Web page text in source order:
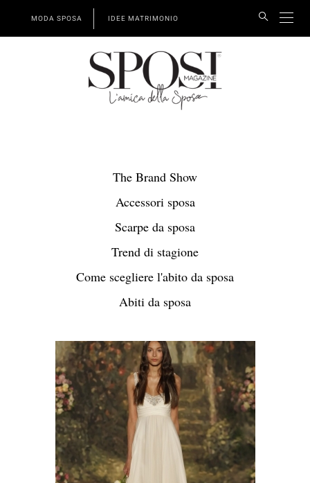
MODA SPOSA IDEE MATRIMONIO
The Brand Show
Accessori sposa
Scarpe da sposa
Trend di stagione
Come scegliere l'abito da sposa
Abiti da sposa